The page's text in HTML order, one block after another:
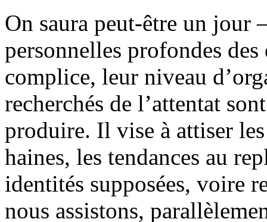
On saura peut-être un jour
personnelles profondes
complice, leur niveau
recherchés de l’attentat
produire. Il vise à attiser
haines, les tendances au
identités supposées, voire
nous assistons,